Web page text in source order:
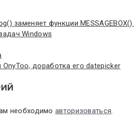
заменяет функции MESSAGEBOX()
Windows
доработка его datepicker
необходимоавторизоваться.